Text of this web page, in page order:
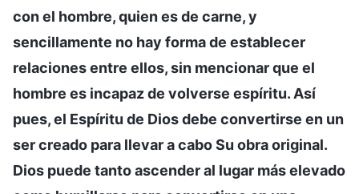
con el hombre, quien es de carne, y
sencillamente no hay forma de establecer
relaciones entre ellos, sin mencionar que el
hombre es incapaz de volverse espíritu. Así
pues, el Espíritu de Dios debe convertirse en un
ser creado para llevar a cabo Su obra original.
Dios puede tanto ascender al lugar más elevado